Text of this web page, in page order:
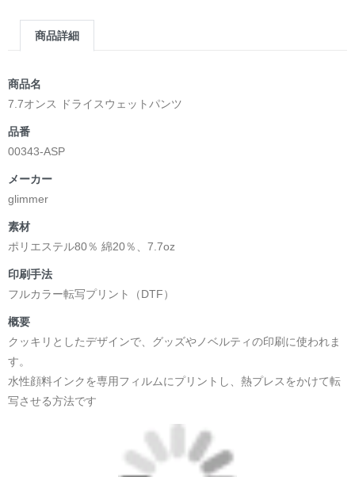
商品詳細
商品名
7.7オンス ドライスウェットパンツ
品番
00343-ASP
メーカー
glimmer
素材
ポリエステル80％ 綿20％、7.7oz
印刷手法
フルカラー転写プリント（DTF）
概要
クッキリとしたデザインで、グッズやノベルティの印刷に使われま
す。
水性顔料インクを専用フィルムにプリントし、熱プレスをかけて転
写させる方法です